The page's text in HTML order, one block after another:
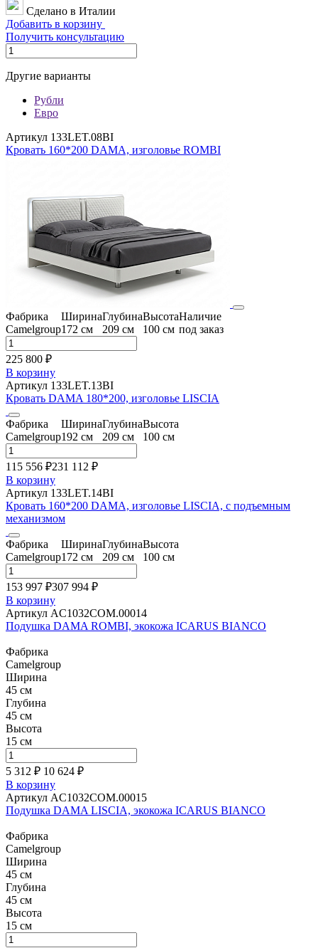
Сделано в Италии
Добавить в корзину
Получить консультацию
Другие варианты
Рубли
Евро
Артикул 133LET.08BI
Кровать 160*200 DAMA, изголовье ROMBI
Фабрика
Camelgroup
Ширина
172 см
Глубина
209 см
Высота
100 см
Наличие
под заказ
225 800 ₽
В корзину
Артикул 133LET.13BI
Кровать DAMA 180*200, изголовье LISCIA
Фабрика
Camelgroup
Ширина
192 см
Глубина
209 см
Высота
100 см
115 556 ₽231 112 ₽
В корзину
Артикул 133LET.14BI
Кровать 160*200 DAMA, изголовье LISCIA, с подъемным
механизмом
Фабрика
Camelgroup
Ширина
172 см
Глубина
209 см
Высота
100 см
153 997 ₽307 994 ₽
В корзину
Артикул AC1032COM.00014
Подушка DAMA ROMBI, экокожа ICARUS BIANCO
Фабрика
Camelgroup
Ширина
45 см
Глубина
45 см
Высота
15 см
5 312 ₽ 10 624 ₽
В корзину
Артикул AC1032COM.00015
Подушка DAMA LISCIA, экокожа ICARUS BIANCO
Фабрика
Camelgroup
Ширина
45 см
Глубина
45 см
Высота
15 см